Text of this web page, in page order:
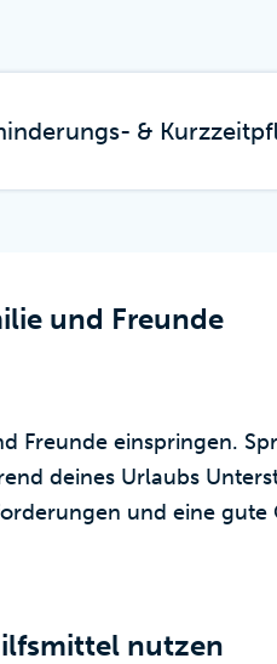
&
und Freunde
Freunde einspringen.
deines Urlaubs
und eine gute
nutzen